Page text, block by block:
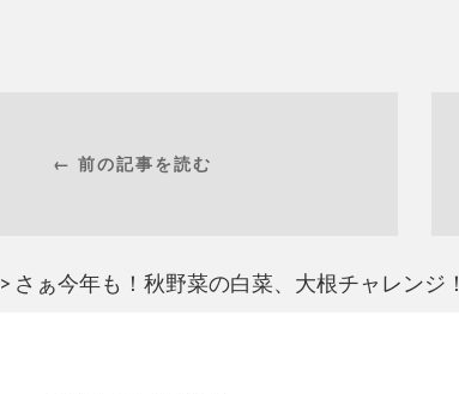
← 前の記事を読む
> さぁ今年も！秋野菜の白菜、大根チャレンジ！